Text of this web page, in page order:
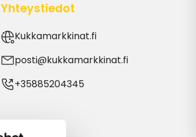
Yhteystiedot
Kukkamarkkinat.fi
posti@kukkamarkkinat.fi
+35885204345